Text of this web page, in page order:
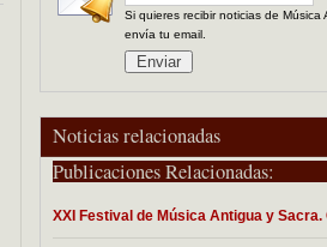
Si quieres recibir noticias de Música
envía tu email.
Noticias relacionadas
Publicaciones Relacionadas:
XXI Festival de Música Antigua y Sacra.